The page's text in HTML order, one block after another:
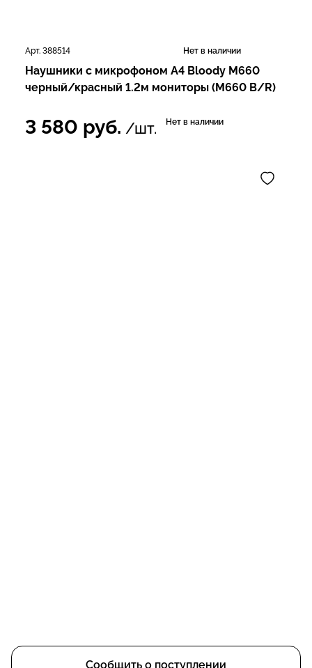
Арт. 388514 Нет в наличии
Наушники с микрофоном A4 Bloody M660
черный/красный 1.2м мониторы (M660 B/R)
3 580 руб. /шт. Нет в наличии
Сообщить о поступлении